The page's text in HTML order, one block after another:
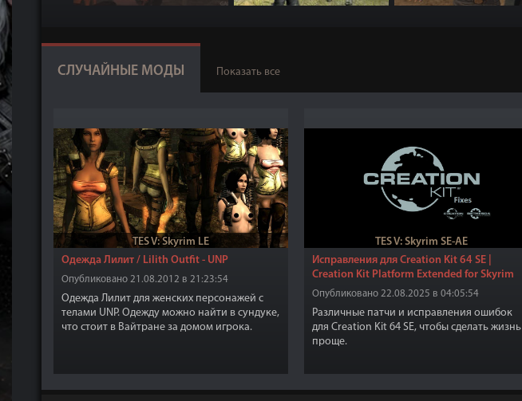
СЛУЧАЙНЫЕ МОДЫ Показать все
TES V: Skyrim LE
Одежда Лилит / Lilith Outfit - UNP
Опубликовано 21.08.2012 в 21:23:54
Одежда Лилит для женских персонажей с
телами UNP. Одежду можно найти в сундуке,
что стоит в Вайтране за домом игрока.
TES V: Skyrim SE-AE
Исправления для Creation Kit 64 SE |
Creation Kit Platform Extended for Skyrim
Опубликовано 22.08.2025 в 04:05:54
Различные патчи и исправления ошибок
для Creation Kit 64 SE, чтобы сделать жизнь
проще.